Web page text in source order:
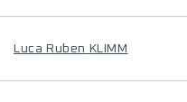
Luca Ruben KLIMM